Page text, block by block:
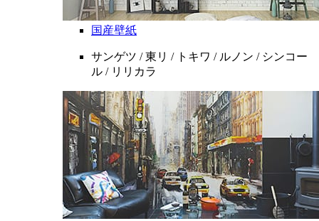
国産壁紙
サンゲツ / 東リ / トキワ / ルノン / シンコー
ル / リリカラ